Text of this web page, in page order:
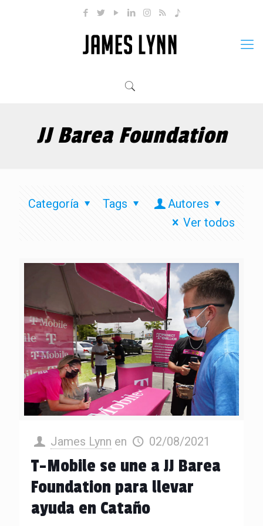
JJ Barea Foundation
Categoría Tags
Autores
Ver todos
James Lynn en 02/08/2021
T-Mobile se une a JJ Barea
Foundation para llevar
ayuda en Cataño